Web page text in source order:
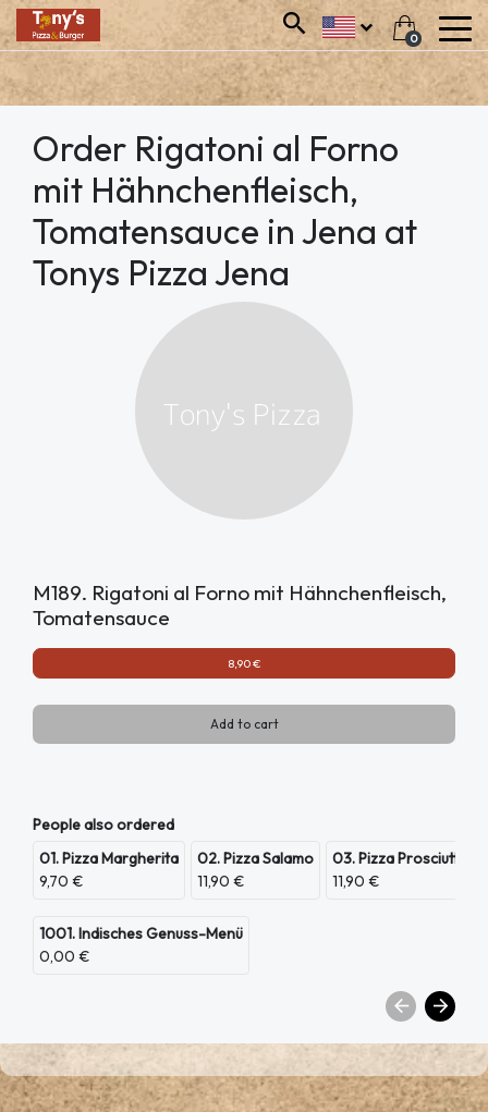
0
Order Rigatoni al Forno
mit Hähnchenfleisch,
Tomatensauce in Jena at
Tonys Pizza Jena
M189. Rigatoni al Forno mit Hähnchenfleisch,
Tomatensauce
8,90 €
Add to cart
People also ordered
01. Pizza Margherita
9,70 €
02. Pizza Salamo
11,90 €
03. Pizza Prosciutto
11,90 €
1001. Indisches Genuss-Menü
0,00 €